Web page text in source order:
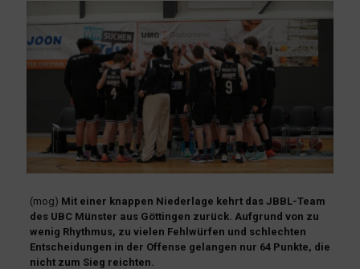
(mog) Mit einer knappen Niederlage kehrt das JBBL-Team
des UBC Münster aus Göttingen zurück. Aufgrund von zu
wenig Rhythmus, zu vielen Fehlwürfen und schlechten
Entscheidungen in der Offense gelangen nur 64 Punkte, die
nicht zum Sieg reichten.